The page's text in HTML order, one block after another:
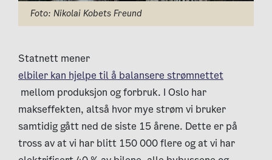
Foto: Nikolai Kobets Freund
Statnett mener
elbiler kan hjelpe til å balansere strømnettet
mellom produksjon og forbruk. I Oslo har
makseffekten, altså hvor mye strøm vi bruker
samtidig gått ned de siste 15 årene. Dette er på
tross av at vi har blitt 150 000 flere og at vi har